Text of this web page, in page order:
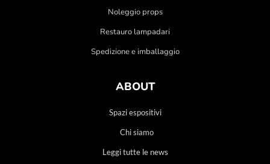
Noleggio props
Restauro lampadari
Spedizione e imballaggio
ABOUT
Spazi espositivi
Chi siamo
Leggi tutte le news